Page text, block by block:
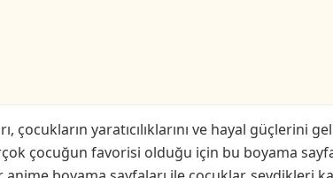
çocukların yaratıcılıklarını ve hayal
çocuğun favorisi olduğu için bu boyama